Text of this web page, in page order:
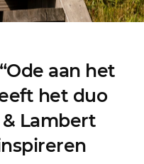
aan het
het duo
Lambert